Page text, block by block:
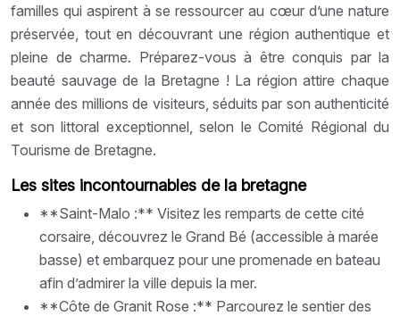
familles qui aspirent à se ressourcer au cœur d’une nature
préservée, tout en découvrant une région authentique et
pleine de charme. Préparez-vous à être conquis par la
beauté sauvage de la Bretagne ! La région attire chaque
année des millions de visiteurs, séduits par son authenticité
et son littoral exceptionnel, selon le Comité Régional du
Tourisme de Bretagne.
Les sites incontournables de la bretagne
**Saint-Malo :** Visitez les remparts de cette cité
corsaire, découvrez le Grand Bé (accessible à marée
basse) et embarquez pour une promenade en bateau
afin d’admirer la ville depuis la mer.
**Côte de Granit Rose :** Parcourez le sentier des